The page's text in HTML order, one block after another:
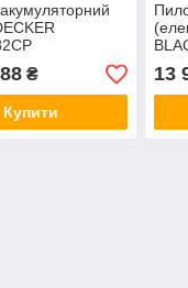
₴
Купити
13